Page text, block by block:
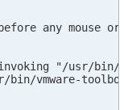
any mouse or
invoking "/usr/bin/
vmware-